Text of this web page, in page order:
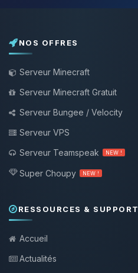
NOS OFFRES
Serveur Minecraft
Serveur Minecraft Gratuit
Serveur Bungee / Velocity
Serveur VPS
Serveur Teamspeak
NEW !
Super Choupy NEW !
RESSOURCES & SUPPORT
Accueil
Actualités